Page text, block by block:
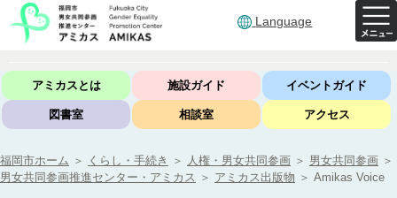
Language
アミカスとは 施設ガイド イベントガイド
図書室 相談室 アクセス
福岡市ホーム ＞ くらし・手続き ＞ 人権・男女共同参画 ＞ 男女共同参画 ＞
男女共同参画推進センター・アミカス ＞ アミカス出版物 ＞ Amikas Voice